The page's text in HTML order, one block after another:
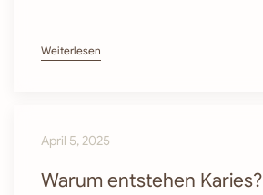
Weiterlesen
April 5, 2025
Warum entstehen Karies?